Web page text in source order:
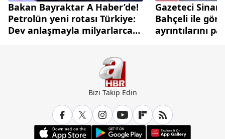
Bakan Bayraktar A Haber’de!
Petrolün yeni rotası Türkiye:
Dev anlaşmayla milyarlarca
Gazeteci
Bahçeli ile
ayrıntılarını
Bizi Takip Edin